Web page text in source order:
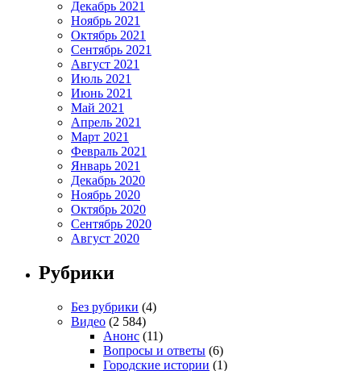
Декабрь 2021
Ноябрь 2021
Октябрь 2021
Сентябрь 2021
Август 2021
Июль 2021
Июнь 2021
Май 2021
Апрель 2021
Март 2021
Февраль 2021
Январь 2021
Декабрь 2020
Ноябрь 2020
Октябрь 2020
Сентябрь 2020
Август 2020
Рубрики
Без рубрики (4)
Видео (2 584)
Анонс (11)
Вопросы и ответы (6)
Городские истории (1)